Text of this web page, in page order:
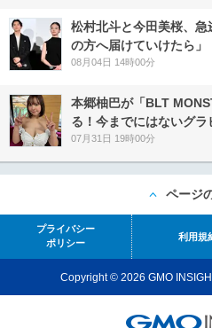
松村北斗と今田美桜、急
の方へ届けていけたら」
08月04日 14時00分
本郷柚巴が「BLT
る！今までにはないグラ
07月31日 19時00分
ページ
プライバシー
ポリシー
利用規
Copyright © 2026 GMO